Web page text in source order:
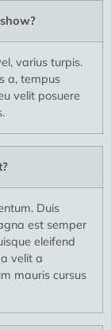
varius turpis.
a, tempus
velit posuere
Duis
est semper
eleifend
velit a
mauris cursus